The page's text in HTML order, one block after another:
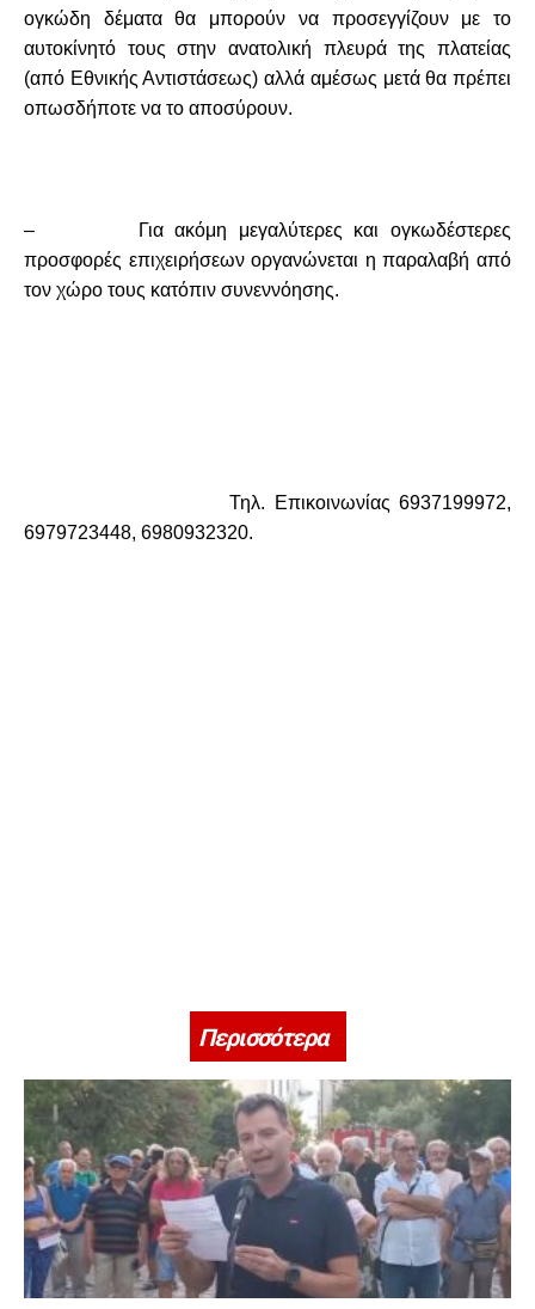
ογκώδη δέματα θα μπορούν να προσεγγίζουν με το
αυτοκίνητό τους στην ανατολική πλευρά της πλατείας
(από Εθνικής Αντιστάσεως) αλλά αμέσως μετά θα πρέπει
οπωσδήποτε να το αποσύρουν.
– Για ακόμη μεγαλύτερες και ογκωδέστερες
προσφορές επιχειρήσεων οργανώνεται η παραλαβή από
τον χώρο τους κατόπιν συνεννόησης.
Τηλ. Επικοινωνίας 6937199972,
6979723448, 6980932320.
Περισσότερα